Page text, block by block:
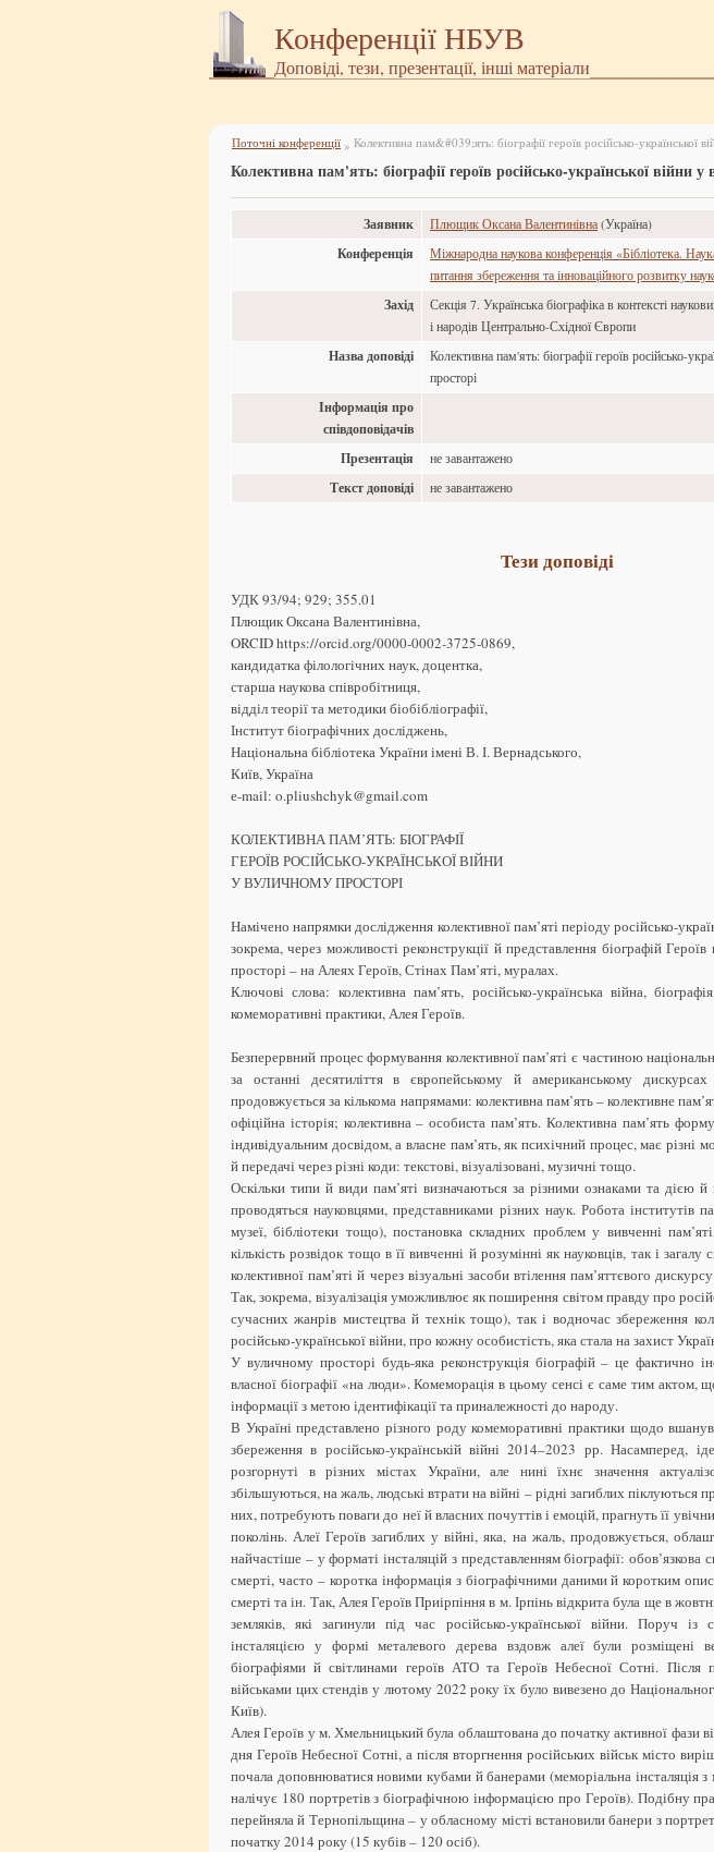
Конференції НБУВ
Доповіді, тези, презентації, інші матеріали
Поточні конференції »
Колективна пам'ять: біографії героїв російсько-української війни
Заявник Плющик Оксана Валентинівна (Україна)
Конференція
Міжнародна наукова конференція «Бібліотека.
питання збереження та інноваційного розвитку
Захід
Секція 7. Українська біографіка в контексті
і народів Центрально-Східної Європи
Назва доповіді
Колективна пам'ять: біографії героїв російсько-
просторі
Інформація про
співдоповідачів
Презентація
не завантажено
Текст доповіді не завантажено
Тези доповіді
УДК 93/94; 929; 355.01
Плющик Оксана Валентинівна,
ORCID https://orcid.org/0000-0002-3725-0869,
кандидатка філологічних наук, доцентка,
старша наукова співробітниця,
відділ теорії та методики біобібліографії,
Інститут біографічних досліджень,
Національна бібліотека України імені В. І. Вернадського,
Київ, Україна
е-mail: o.pliushchyk@gmail.com
КОЛЕКТИВНА ПАМ’ЯТЬ: БІОГРАФІЇ
ГЕРОЇВ РОСІЙСЬКО-УКРАЇНСЬКОЇ ВІЙНИ
У ВУЛИЧНОМУ ПРОСТОРІ
Намічено напрямки дослідження колективної пам’яті періоду російсько-
зокрема, через можливості реконструкції й представлення біографій
просторі – на Алеях Героїв, Стінах Пам’яті, муралах.
Ключові слова: колективна пам’ять, російсько-українська війна,
комеморативні практики, Алея Героїв.
Безперервний процес формування колективної пам’яті є частиною
за останні десятиліття в європейському й американському
продовжується за кількома напрямами: колективна пам’ять – колективне
офіційна історія; колективна – особиста пам’ять. Колективна пам’ять
індивідуальним досвідом, а власне пам’ять, як психічний процес, має різні
й передачі через різні коди: текстові, візуалізовані, музичні тощо.
Оскільки типи й види пам’яті визначаються за різними ознаками та дією
проводяться науковцями, представниками різних наук. Робота інститутів
музеї, бібліотеки тощо), постановка складних проблем у вивченні
кількість розвідок тощо в її вивченні й розумінні як науковців, так і
колективної пам’яті й через візуальні засоби втілення пам’яттєвого
Так, зокрема, візуалізація уможливлює як поширення світом правду про
сучасних жанрів мистецтва й технік тощо), так і водночас збереження
російсько-української війни, про кожну особистість, яка стала на захист
У вуличному просторі будь-яка реконструкція біографій – це фактично
власної біографії «на люди». Комеморація в цьому сенсі є саме тим актом,
інформації з метою ідентифікації та приналежності до народу.
В Україні представлено різного роду комеморативні практики щодо
збереження в російсько-українській війні 2014–2023 рр. Насамперед,
розгорнуті в різних містах України, але нині їхнє значення
збільшуються, на жаль, людські втрати на війні – рідні загиблих піклуються
них, потребують поваги до неї й власних почуттів і емоцій, прагнуть її
поколінь. Алеї Героїв загиблих у війні, яка, на жаль, продовжується,
найчастіше – у форматі інсталяцій з представленням біографії: обов’язкова
смерті, часто – коротка інформація з біографічними даними й коротким
смерті та ін. Так, Алея Героїв Приірпіння в м. Ірпінь відкрита була ще в
земляків, які загинули під час російсько-української війни. Поруч із
інсталяцією у формі металевого дерева вздовж алеї були розміщені
біографіями й світлинами героїв АТО та Героїв Небесної Сотні. Після
військами цих стендів у лютому 2022 року їх було вивезено до
Київ).
Алея Героїв у м. Хмельницький була облаштована до початку активної фази
дня Героїв Небесної Сотні, а після вторгнення російських військ місто
почала доповнюватися новими кубами й банерами (меморіальна інсталяція
налічує 180 портретів з біографічною інформацією про Героїв). Подібну
перейняла й Тернопільщина – у обласному місті встановили банери з
початку 2014 року (15 кубів – 120 осіб).